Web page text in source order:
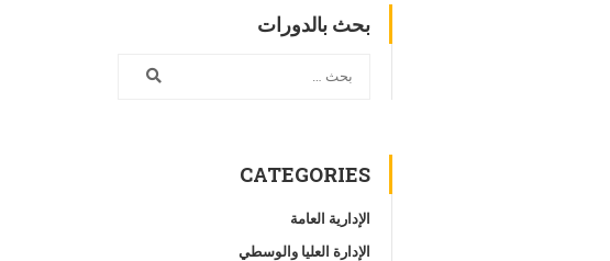
بحث بالدورات
CATEGORIES
الإدارية العامة
الإدارة العليا والوسطي